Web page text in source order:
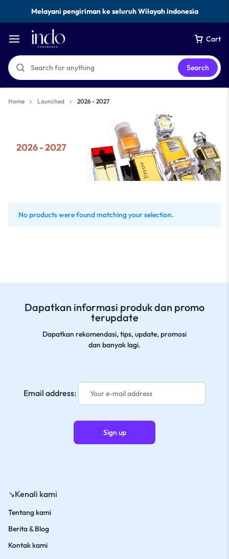
Melayani pengiriman ke seluruh Wilayah indonesia
Cart
Search
Home Launched 2026 - 2027
2026 - 2027
No products were found matching your selection.
Dapatkan informasi produk dan promo
terupdate
Dapatkan rekomendasi, tips, update, promosi
dan banyak lagi.
Email address:
↘️Kenali kami
Tentang kami
Berita & Blog
Kontak kami